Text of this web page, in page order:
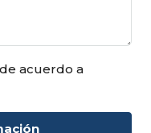
acuerdo a